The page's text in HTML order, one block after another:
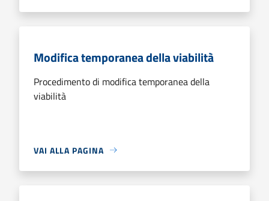
Modifica temporanea della viabilità
Procedimento di modifica temporanea della
viabilità
VAI ALLA PAGINA